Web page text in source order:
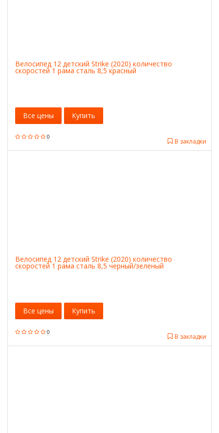
Велосипед 12 детский Strike (2020) количество
скоростей 1 рама сталь 8,5 красный
0
В закладки
Все цены Купить
Велосипед 12 детский Strike (2020) количество
скоростей 1 рама сталь 8,5 черный/зеленый
0
В закладки
Все цены Купить